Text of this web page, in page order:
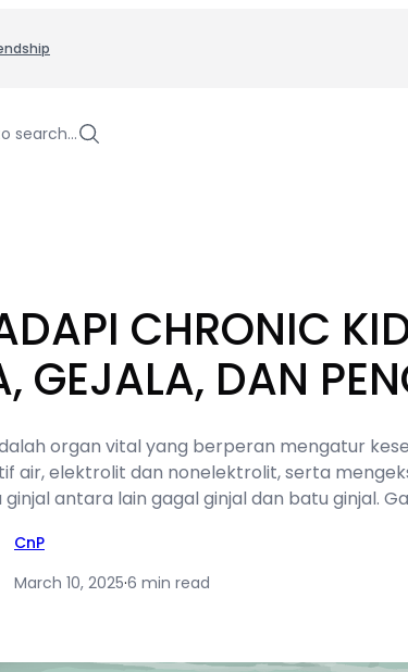
search…
CHRONIC
GEJALA, DAN
organ vital yang berperan mengatur
air, elektrolit dan nonelektrolit, serta
antara lain gagal ginjal dan batu ginjal.
CnP
March 10, 2025·6 min read